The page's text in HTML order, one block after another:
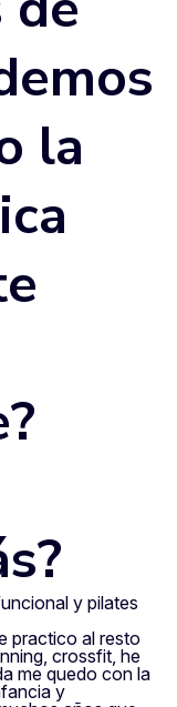
la
y pilates
practico al resto
crossfit, he
me quedo con la
y